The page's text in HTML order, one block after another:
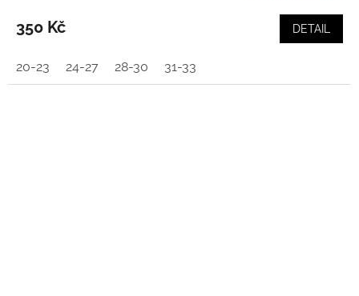
350 Kč DETAIL
20-23 24-27 28-30 31-33